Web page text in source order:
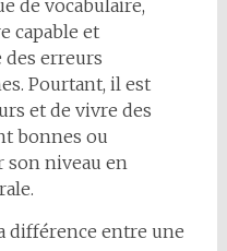
de vocabulaire,
capable et
des erreurs
Pourtant, il est
et de vivre des
bonnes ou
son niveau en
différence entre une